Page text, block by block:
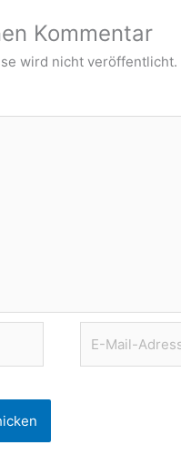
Kommentar
wird nicht veröffentlicht.
Mail-